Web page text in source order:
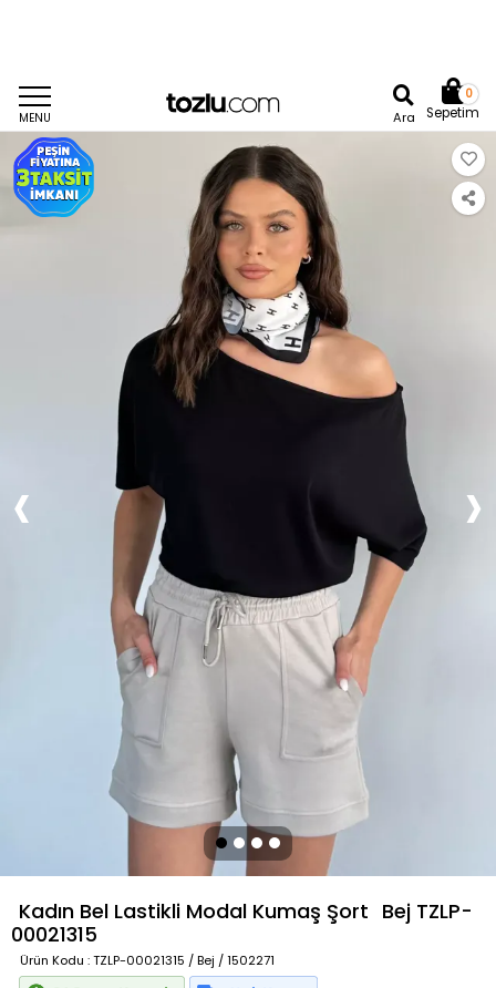
MENU Ara
0
Sepetim
Kadın Bel Lastikli Modal Kumaş Şort Bej TZLP-
00021315
Ürün Kodu : TZLP-00021315 / Bej / 1502271